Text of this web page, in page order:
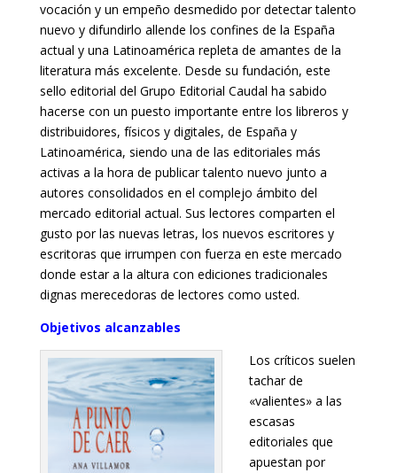
vocación y un empeño desmedido por detectar talento
nuevo y difundirlo allende los confines de la España
actual y una Latinoamérica repleta de amantes de la
literatura más excelente. Desde su fundación, este
sello editorial del Grupo Editorial Caudal ha sabido
hacerse con un puesto importante entre los libreros y
distribuidores, físicos y digitales, de España y
Latinoamérica, siendo una de las editoriales más
activas a la hora de publicar talento nuevo junto a
autores consolidados en el complejo ámbito del
mercado editorial actual. Sus lectores comparten el
gusto por las nuevas letras, los nuevos escritores y
escritoras que irrumpen con fuerza en este mercado
donde estar a la altura con ediciones tradicionales
dignas merecedoras de lectores como usted.
Objetivos alcanzables
Los críticos suelen
tachar de
«valientes» a las
escasas
editoriales que
apuestan por